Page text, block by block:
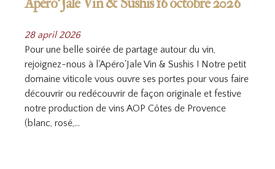
28 april 2026
Pour une belle soirée de partage autour du vin,
rejoignez-nous à l'Apéro'Jale Vin & Sushis ! Notre petit
domaine viticole vous ouvre ses portes pour vous faire
découvrir ou redécouvrir de façon originale et festive
notre production de vins AOP Côtes de Provence
(blanc, rosé,…